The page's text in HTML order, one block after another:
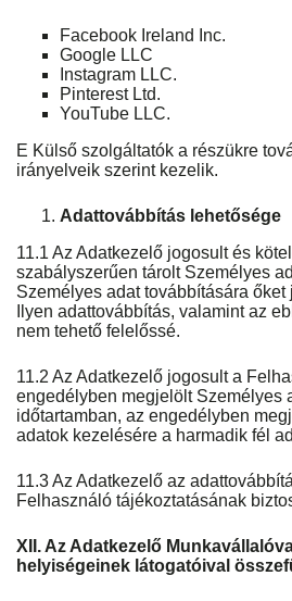
Facebook Ireland Inc.
Google LLC
Instagram LLC.
Pinterest Ltd.
YouTube LLC.
E Külső szolgáltatók a részükre
irányelveik szerint kezelik.
Adattovábbítás lehetősége
11.1 Az Adatkezelő jogosult és
szabályszerűen tárolt Személyes
Személyes adat továbbítására
Ilyen adattovábbítás, valamint az
nem tehető felelőssé.
11.2 Az Adatkezelő jogosult a
engedélyben megjelölt Személyes
időtartamban, az engedélyben
adatok kezelésére a harmadik fél
11.3 Az Adatkezelő az
Felhasználó tájékoztatásának
XII. Az Adatkezelő
helyiségeinek látogatóival